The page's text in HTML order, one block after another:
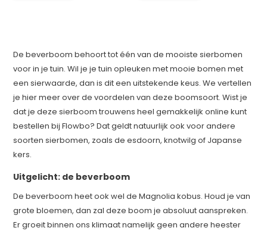
De beverboom behoort tot één van de mooiste sierbomen
voor in je tuin. Wil je je tuin opleuken met mooie bomen met
een sierwaarde, dan is dit een uitstekende keus. We vertellen
je hier meer over de voordelen van deze boomsoort. Wist je
dat je deze sierboom trouwens heel gemakkelijk online kunt
bestellen bij Flowbo? Dat geldt natuurlijk ook voor andere
soorten sierbomen, zoals de esdoorn, knotwilg of Japanse
kers.
Uitgelicht: de beverboom
De beverboom heet ook wel de Magnolia kobus. Houd je van
grote bloemen, dan zal deze boom je absoluut aanspreken.
Er groeit binnen ons klimaat namelijk geen andere heester